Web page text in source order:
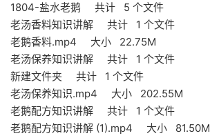
1804-盐水老鹅 共计 5 个文件
老汤香料知识讲解 共计 1 个文件
老鹅香料.mp4 大小 22.75M
老汤保养知识讲解 共计 1 个文件
新建文件夹 共计 1 个文件
老汤保养知识.mp4 大小 202.55M
老鹅配方知识讲解 共计 1 个文件
老鹅配方知识讲解 (1).mp4 大小 81.50M